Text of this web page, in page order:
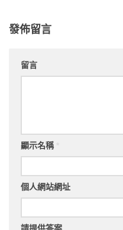
發佈留言
留言
顯示名稱
個人網站網址